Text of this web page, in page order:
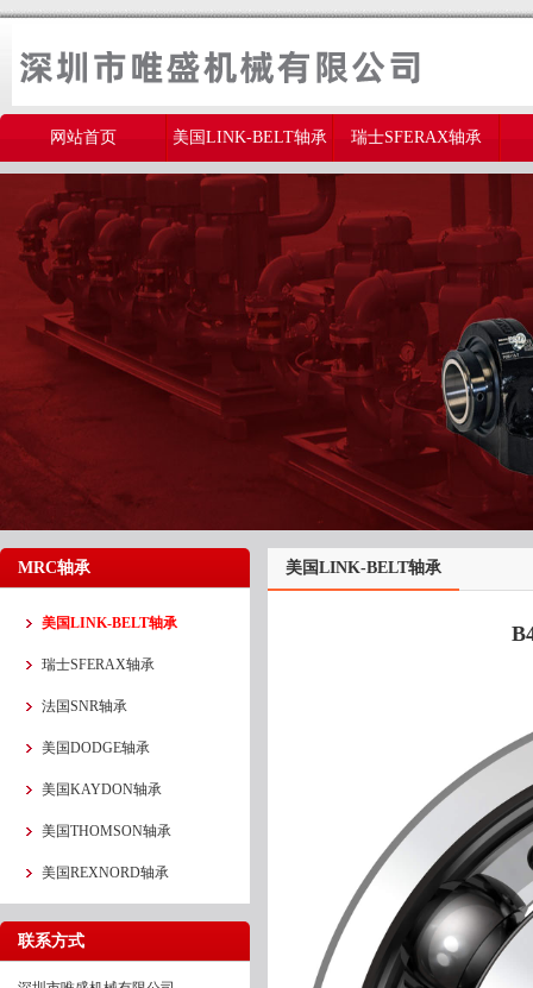
网站首页 美国LINK-BELT轴承 瑞士SFERAX轴承
美国THOMSON轴承
MRC轴承
美国LINK-BELT轴承
瑞士SFERAX轴承
法国SNR轴承
美国DODGE轴承
美国KAYDON轴承
美国THOMSON轴承
美国REXNORD轴承
联系方式
美国LINK-BELT轴承